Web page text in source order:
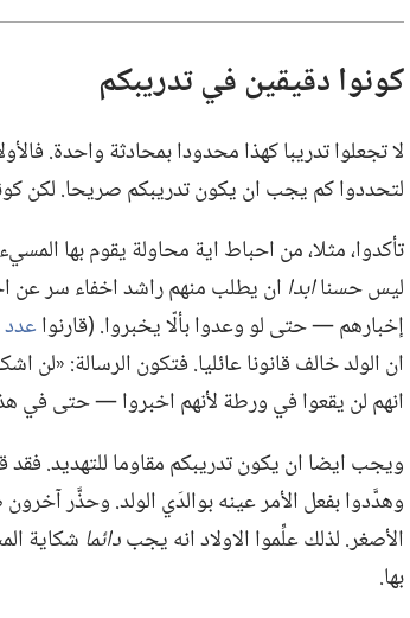
كونوا دقيقين في تدريبكم
لا تجعلوا تدريبا كهذا محدودا بمحادثة واحدة.‏
لتحددوا كم يجب ان يكون تدريبكم صريحا.‏ لكن
تأكدوا،‏ مثلا،‏ من احباط اية محاولة يقوم بها
ليس حسناابدا ان يطلب منهم راشد اخفاء سر عن
إخبارهم —‏ حتى لو وعدوا بألّا يخبروا.‏ (‏قارنواعدد ٣٠:‏
ان الولد خالف قانونا عائليا.‏ فتكون الرسالة:‏
انهم لن يقعوا في ورطة لأنهم اخبروا —‏ حتى في
ويجب ايضا ان يكون تدريبكم مقاوما للتهديد.‏
وهدَّدوا بفعل الأمر عينه بوالدَي الولد.‏ وحذَّر
الأصغر.‏ لذلك علِّموا الاولاد انه يجبدائما شكاية
بها.‏